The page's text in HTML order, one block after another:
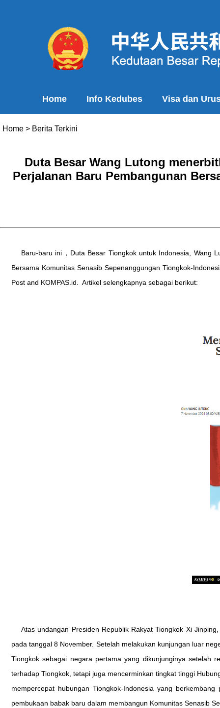
Home Info Kedubes Visa dan
Home > Berita Terkini
Duta Besar Wang Lutong
Perjalanan Baru Pembangunan
Baru-baru ini，Duta Besar Tiongkok untuk Indonesia, Wang
Bersama Komunitas Senasib Sepenanggungan Tiongkok-
Post and KOMPAS.id. Artikel selengkapnya sebagai berikut:
Atas undangan Presiden Republik Rakyat Tiongkok Xi
pada tanggal 8 November. Setelah melakukan kunjungan luar
Tiongkok sebagai negara pertama yang dikunjunginya setelah
terhadap Tiongkok, tetapi juga mencerminkan tingkat tinggi
mempercepat hubungan Tiongkok-Indonesia yang
pembukaan babak baru dalam membangun Komunitas Senasib